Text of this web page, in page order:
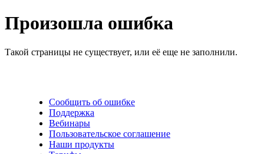
Произошла ошибка
Такой страницы не существует, или её еще не заполнили.
Сообщить об ошибке
Поддержка
Вебинары
Пользовательское соглашение
Наши продукты